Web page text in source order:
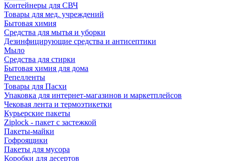
Контейнеры для СВЧ
Товары для мед. учреждений
Бытовая химия
Средства для мытья и уборки
Дезинфицирующие средства и антисептики
Мыло
Средства для стирки
Бытовая химия для дома
Репелленты
Товары для Пасхи
Упаковка для интернет-магазинов и маркетплейсов
Чековая лента и термоэтикетки
Курьерские пакеты
Ziplock - пакет с застежкой
Пакеты-майки
Гофроящики
Пакеты для мусора
Коробки для десертов